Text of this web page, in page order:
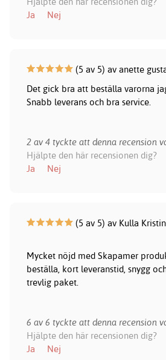
Ja
Nej
(5 av 5) av anette
Det gick bra att beställa varorna
Snabb leverans och bra service.
2 av 4 tyckte att denna recension
Hjälpte den här recensionen dig?
Ja
Nej
(5 av 5) av Kulla
Mycket nöjd med Skapamer
beställa, kort leveranstid, snygg
trevlig paket.
6 av 6 tyckte att denna recension
Hjälpte den här recensionen dig?
Ja
Nej